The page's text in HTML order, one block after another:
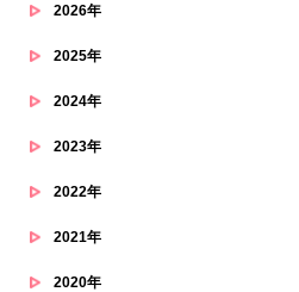
2026年
2025年
2024年
2023年
2022年
2021年
2020年